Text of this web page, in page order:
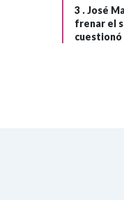
3 .José
frenar el
cuestionó